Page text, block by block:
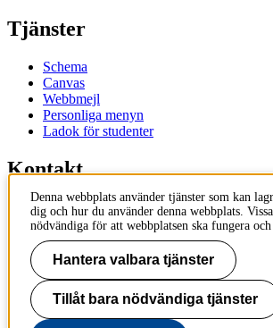
Tjänster
Schema
Canvas
Webbmejl
Personliga menyn
Ladok för studenter
Kontakt
Kontakta utbildningsprogram
Kontakta kurs
IT-support
KTH Entré
KTH
100 44 Stockholm
Denna webbplats använder tjänster som kan
dig och hur du använder denna webbplats.
nödvändiga för att webbplatsen ska fungera
Hantera valbara tjänster
Tillåt bara nödvändiga tjänster